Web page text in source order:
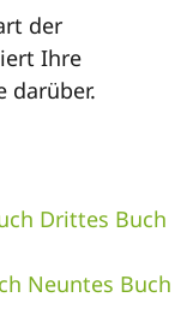
der
Ihre
darüber.
Drittes Buch
Neuntes Buch